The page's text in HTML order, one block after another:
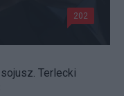
202
Terlecki